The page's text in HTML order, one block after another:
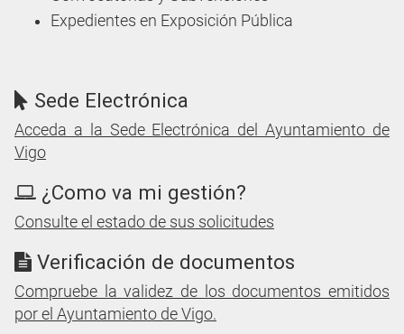
Expedientes en Exposición Pública
Sede Electrónica
Acceda a la Sede Electrónica del Ayuntamiento de
Vigo
¿Como va mi gestión?
Consulte el estado de sus solicitudes
Verificación de documentos
Compruebe la validez de los documentos emitidos
por el Ayuntamiento de Vigo.